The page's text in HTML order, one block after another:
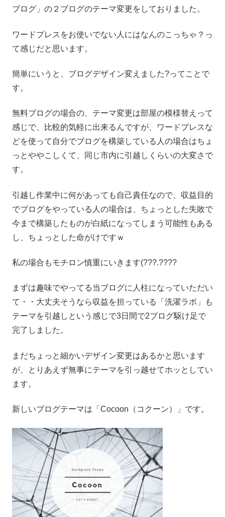
ブログ」の２ブログのテーマ変更をしておりました。
ワードプレスをお使いでない人にはなんのこっちゃ？っ
て感じだと思います。
簡単にいうと、ブログデザイン変えました?ってことで
す。
無料ブログの場合の、テーマ変更は部屋の模様替えって
感じで、比較的気軽に出来るんですが、ワードプレスな
どを使って自分でブログを構築している人の場合はちょ
っとややこしくて、同じ市内に引越しくらいの大変さで
す。
引越し作業中に何があっても自己責任なので、収益目的
でブログをやっている人の場合は、ちょっとした失敗で
今まで構築したものが白紙になってしまう可能性もある
し、ちょっとした命がけですｗ
私の場合もモチロン慎重にいきます(???.????
まずは趣味でやってる当ブログに人柱になっていただい
て・・大丈夫そうなら収益を担っている「洗濯ラボ」も
テーマを引越しという感じで3日間で2ブログ駆け足で
完了しました。
まだちょっと細かいデザイン変更はあるかと思います
が、とりあえず無事にテーマを引っ越せてホッとしてい
ます。
新しいブログテーマは「Cocoon（コクーン）」です。